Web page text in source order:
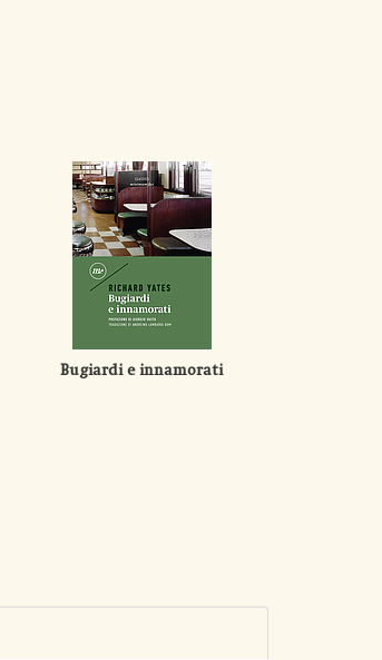
Bugiardi e innamorati